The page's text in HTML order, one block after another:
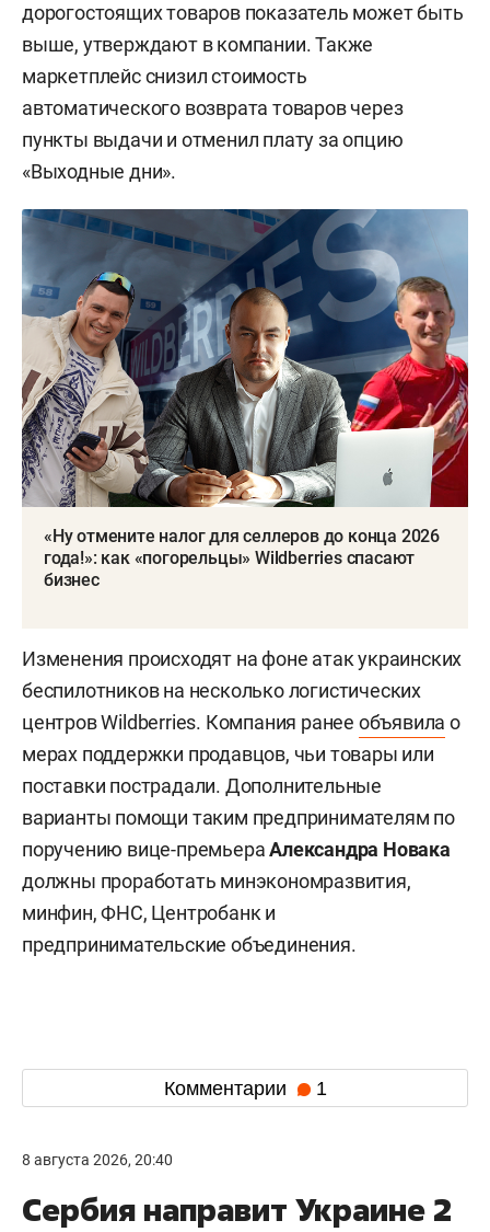
дорогостоящих товаров показатель может быть
выше, утверждают в компании. Также
маркетплейс снизил стоимость
автоматического возврата товаров через
пункты выдачи и отменил плату за опцию
«Выходные дни».
«Ну отмените налог для селлеров до конца 2026
года!»: как «погорельцы» Wildberries спасают
бизнес
Изменения происходят на фоне атак украинских
беспилотников на несколько логистических
центров Wildberries. Компания ранее объявила о
мерах поддержки продавцов, чьи товары или
поставки пострадали. Дополнительные
варианты помощи таким предпринимателям по
поручению вице-премьераАлександра Новака
должны проработать минэкономразвития,
минфин, ФНС, Центробанк и
предпринимательские объединения.
Комментарии 1
8 августа 2026, 20:40
Сербия направит Украине 2